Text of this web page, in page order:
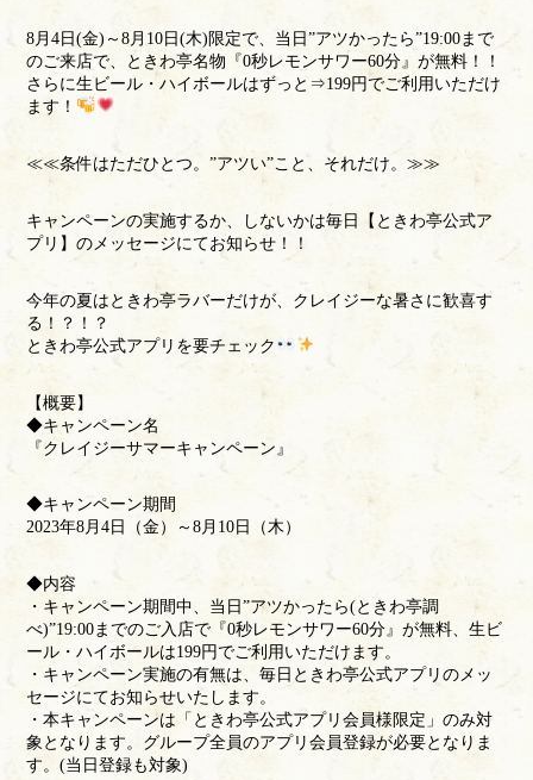
8月4日(金)～8月10日(木)限定で、当日”アツかったら”19:00まで
のご来店で、ときわ亭名物『0秒レモンサワー60分』が無料！！
さらに生ビール・ハイボールはずっと⇒199円でご利用いただけ
ます！
≪≪条件はただひとつ。”アツい”こと、それだけ。≫≫
キャンペーンの実施するか、しないかは毎日【ときわ亭公式ア
プリ】のメッセージにてお知らせ！！
今年の夏はときわ亭ラバーだけが、クレイジーな暑さに歓喜す
る！？！？
ときわ亭公式アプリを要チェック
【概要】
◆キャンペーン名
『クレイジーサマーキャンペーン』
◆キャンペーン期間
2023年8月4日（金）～8月10日（木）
◆内容
・キャンペーン期間中、当日”アツかったら(ときわ亭調
べ)”19:00までのご入店で『0秒レモンサワー60分』が無料、生ビ
ール・ハイボールは199円でご利用いただけます。
・キャンペーン実施の有無は、毎日ときわ亭公式アプリのメッ
セージにてお知らせいたします。
・本キャンペーンは「ときわ亭公式アプリ会員様限定」のみ対
象となります。グループ全員のアプリ会員登録が必要となりま
す。(当日登録も対象)